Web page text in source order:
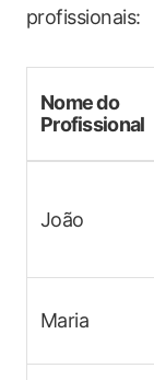
profissionais:
Nome do
Profissional
João
Maria